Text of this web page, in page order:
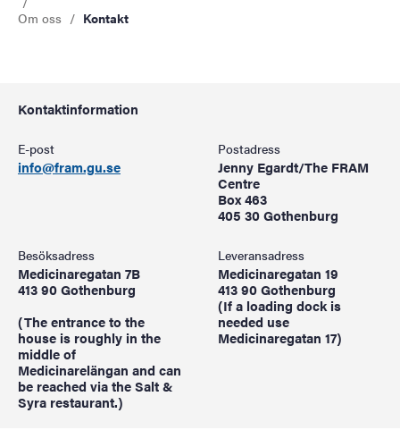
Om oss
Kontakt
Kontaktinformation
E-post
info@fram.gu.se
Postadress
Jenny Egardt/The FRAM
Centre
Box 463
405 30 Gothenburg
Besöksadress
Medicinaregatan 7B
413 90 Gothenburg
(The entrance to the
house is roughly in the
middle of
Medicinarelängan and can
be reached via the Salt &
Syra restaurant.)
Leveransadress
Medicinaregatan 19
413 90 Gothenburg
(If a loading dock is
needed use
Medicinaregatan 17)